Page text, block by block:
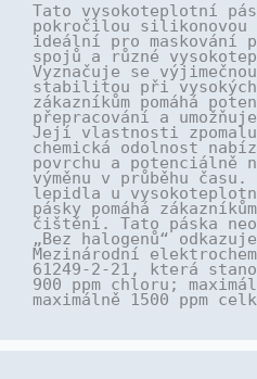
Tato vysokoteplotní
pokročilou
ideální pro maskování
spojů a různé
Vyznačuje se
stabilitou při
zákazníkům pomáhá
přepracování a
Její vlastnosti
chemická odolnost
povrchu a potenciálně
výměnu v průběhu
lepidla u
pásky pomáhá
čištění. Tato páska
„Bez halogenů“
Mezinárodní
61249-2-21, která
900 ppm chloru;
maximálně 1500 ppm